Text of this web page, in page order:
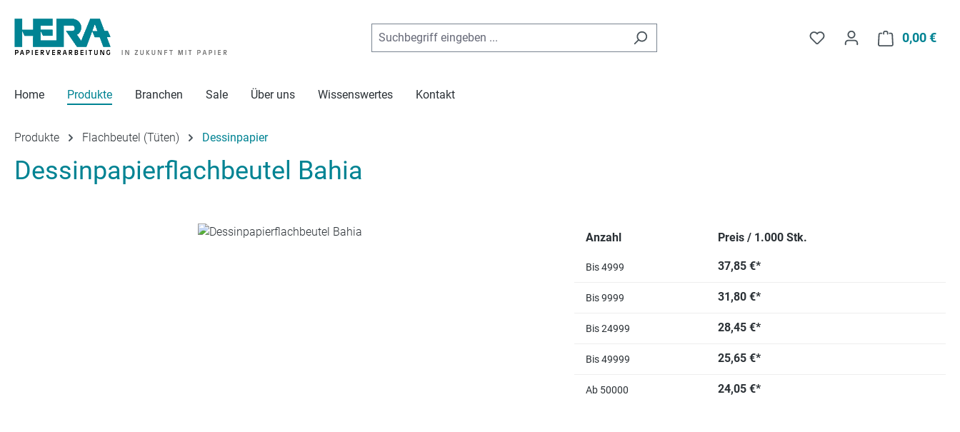
Hauptinhalt springen
Zur Suche springen
Zur Hauptnavigation springen
Du hast 0 Produkte auf
0,00 €
Home Produkte Branchen Sale Über uns Wissenswertes Kontakt
Produkte Flachbeutel (Tüten) Dessinpapier
Dessinpapierflachbeutel Bahia
Anzahl Preis / 1.000 Stk.
Bis4999 37,85 €*
Bis9999 31,80 €*
Bis24999 28,45 €*
Bis49999 25,65 €*
Ab 50000 24,05 €*